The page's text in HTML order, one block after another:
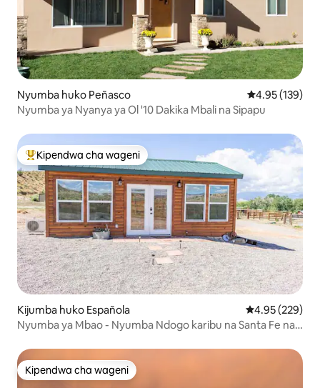
Nyumba huko Peñasco Ukadiriaji wa
4.95 (139)
Nyumba ya Nyanya ya Ol '10 Dakika Mbali na Sipapu
Kipendwa maarufu cha wageni
Kipendwa cha wageni
Kijumba huko Española Ukadiriaji wa
4.95 (229)
Nyumba ya Mbao - Nyumba Ndogo karibu na Santa Fe na
Kipendwa cha wageni
Kipendwa cha wageni